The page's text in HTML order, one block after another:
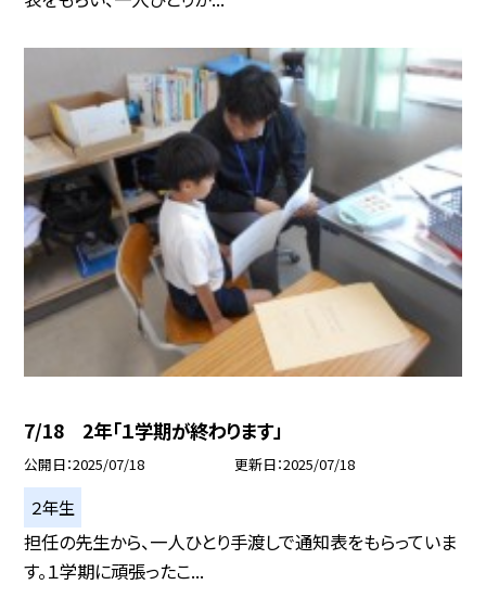
7/18 2年「１学期が終わります」
公開日 2025/07/18 更新日 2025/07/18
２年生
担任の先生から、一人ひとり手渡しで通知表をもらっていま
す。１学期に頑張ったこ...